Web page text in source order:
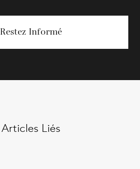
Restez Informé
Articles Liés